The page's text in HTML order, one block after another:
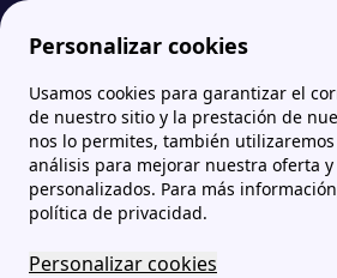
Personalizar cookies
Usamos cookies para garantizar el
de nuestro sitio y la prestación de
nos lo permites, también
análisis para mejorar nuestra oferta
personalizados. Para más
política de privacidad.
Personalizar cookies
Papernest.es More Dar de alta la luz
¿Cuánto tarda
la luz en 2026 y
retrasa?